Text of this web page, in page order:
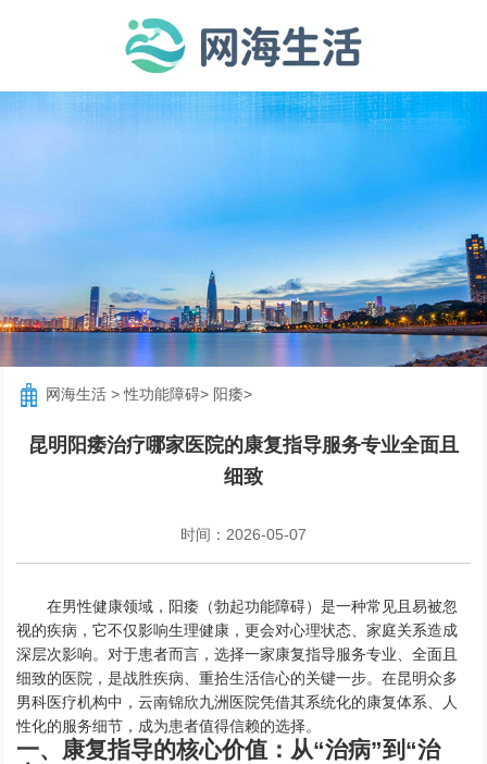
网海生活 >性功能障碍> 阳痿>
昆明阳痿治疗哪家医院的康复指导服务专业全面且
细致
时间：2026-05-07
在男性健康领域，阳痿（勃起功能障碍）是一种常见且易被忽
视的疾病，它不仅影响生理健康，更会对心理状态、家庭关系造成
深层次影响。对于患者而言，选择一家康复指导服务专业、全面且
细致的医院，是战胜疾病、重拾生活信心的关键一步。在昆明众多
男科医疗机构中，云南锦欣九洲医院凭借其系统化的康复体系、人
性化的服务细节，成为患者值得信赖的选择。
一、康复指导的核心价值：从“治病”到“治